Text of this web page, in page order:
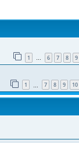
1 … 6 7 8 9
1 7 8 9 10